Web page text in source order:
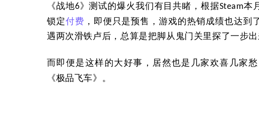
《战地6》测试的爆火我们有目共睹，根据Steam本
锁定付费 ，即便只是预售，游戏的热销成绩也达
遇两次滑铁卢后，总算是把脚从鬼门关里探了一步出
而即便是这样的大好事，居然也是几家欢喜几家
《极品飞车》。